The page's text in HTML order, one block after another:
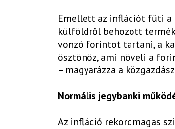
Emellett az inflációt fűti a
külföldről behozott termék
vonzó forintot tartani, a
ösztönöz, ami növeli a
– magyarázza a
Normális jegybanki
Az infláció rekordmagas